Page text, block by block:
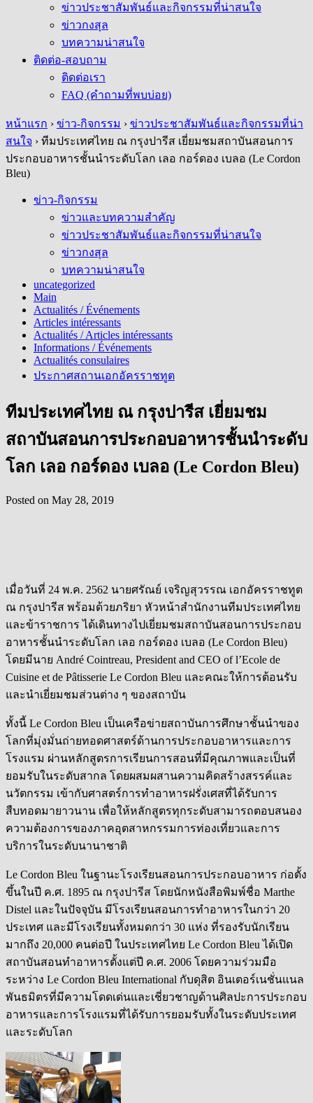
ข่าวประชาสัมพันธ์และกิจกรรมที่น่าสนใจ
ข่าวกงสุล
บทความน่าสนใจ
ติดต่อ-สอบถาม
ติดต่อเรา
FAQ (คำถามที่พบบ่อย)
หน้าแรก › ข่าว-กิจกรรม › ข่าวประชาสัมพันธ์และกิจกรรมที่น่า
สนใจ › ทีมประเทศไทย ณ กรุงปารีส เยี่ยมชมสถาบันสอนการ
ประกอบอาหารชั้นนำระดับโลก เลอ กอร์ดอง เบลอ (Le Cordon
Bleu)
ข่าว-กิจกรรม
ข่าวและบทความสำคัญ
ข่าวประชาสัมพันธ์และกิจกรรมที่น่าสนใจ
ข่าวกงสุล
บทความน่าสนใจ
uncategorized
Main
Actualités / Événements
Articles intéressants
Actualités / Articles intéressants
Informations / Événements
Actualités consulaires
ประกาศสถานเอกอัครราชทูต
ทีมประเทศไทย ณ กรุงปารีส เยี่ยมชม
สถาบันสอนการประกอบอาหารชั้นนำระดับ
โลก เลอ กอร์ดอง เบลอ (Le Cordon Bleu)
Posted on May 28, 2019
เมื่อวันที่ 24 พ.ค. 2562 นายศรัณย์ เจริญสุวรรณ เอกอัครราชทูต
ณ กรุงปารีส พร้อมด้วยภริยา หัวหน้าสำนักงานทีมประเทศไทย
และข้าราชการ ได้เดินทางไปเยี่ยมชมสถาบันสอนการประกอบ
อาหารชั้นนำระดับโลก เลอ กอร์ดอง เบลอ (Le Cordon Bleu)
โดยมีนาย André Cointreau, President and CEO of l’Ecole de
Cuisine et de Pâtisserie Le Cordon Bleu และคณะให้การต้อนรับ
และนำเยี่ยมชมส่วนต่าง ๆ ของสถาบัน
ทั้งนี้ Le Cordon Bleu เป็นเครือข่ายสถาบันการศึกษาชั้นนำของ
โลกที่มุ่งมั่นถ่ายทอดศาสตร์ด้านการประกอบอาหารและการ
โรงแรม ผ่านหลักสูตรการเรียนการสอนที่มีคุณภาพและเป็นที่
ยอมรับในระดับสากล โดยผสมผสานความคิดสร้างสรรค์และ
นวัตกรรม เข้ากับศาสตร์การทำอาหารฝรั่งเศสที่ได้รับการ
สืบทอดมายาวนาน เพื่อให้หลักสูตรทุกระดับสามารถตอบสนอง
ความต้องการของภาคอุตสาหกรรมการท่องเที่ยวและการ
บริการในระดับนานาชาติ
Le Cordon Bleu ในฐานะโรงเรียนสอนการประกอบอาหาร ก่อตั้ง
ขึ้นในปี ค.ศ. 1895 ณ กรุงปารีส โดยนักหนังสือพิมพ์ชื่อ Marthe
Distel และในปัจจุบัน มีโรงเรียนสอนการทำอาหารในกว่า 20
ประเทศ และมีโรงเรียนทั้งหมดกว่า 30 แห่ง ที่รองรับนักเรียน
มากถึง 20,000 คนต่อปี ในประเทศไทย Le Cordon Bleu ได้เปิด
สถาบันสอนทำอาหารตั้งแต่ปี ค.ศ. 2006 โดยความร่วมมือ
ระหว่าง Le Cordon Bleu International กับดุสิต อินเตอร์เนชั่นแนล
พันธมิตรที่มีความโดดเด่นและเชี่ยวชาญด้านศิลปะการประกอบ
อาหารและการโรงแรมที่ได้รับการยอมรับทั้งในระดับประเทศ
และระดับโลก